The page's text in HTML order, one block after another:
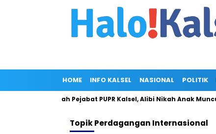
HOME INFO KALSEL NASIONAL POLITIK
Miliar di Rumah Pejabat PUPR Kalsel, Alibi Nikah Anak Muncul
TopikPerdagangan Internasional